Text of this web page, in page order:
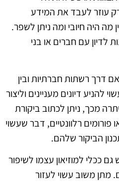
עוזר לעבד את המידע
היה חיובי ומה ניתן לשפר.
לדיון עם חברים או בני
דרך רשתות חברתיות ובין
להניע דיונים מעניינים וליצור
מכך, ניתן לכתוב ביקורת
רלוונטיים, דבר שעשוי
הביקור שלהם.
ככלי למוזיאון עצמו לשיפור
מתן משוב עשוי לעזור